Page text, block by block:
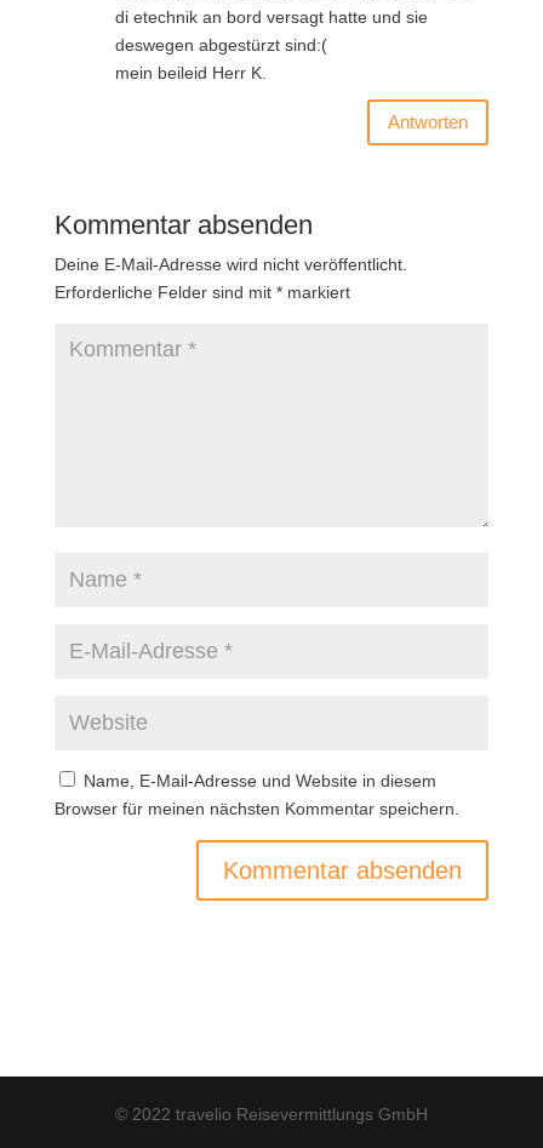
di etechnik an bord versagt hatte und sie
deswegen abgestürzt sind:(
mein beileid Herr K.
Antworten
Kommentar absenden
Deine E-Mail-Adresse wird nicht veröffentlicht.
Erforderliche Felder sind mit *markiert
Name, E-Mail-Adresse und Website in diesem
Browser für meinen nächsten Kommentar speichern.
© 2022 travelio Reisevermittlungs GmbH